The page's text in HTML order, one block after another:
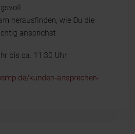
herausfinden, wie Du die
ansprichst
bis ca. 11:30 Uhr
kunden-ansprechen-